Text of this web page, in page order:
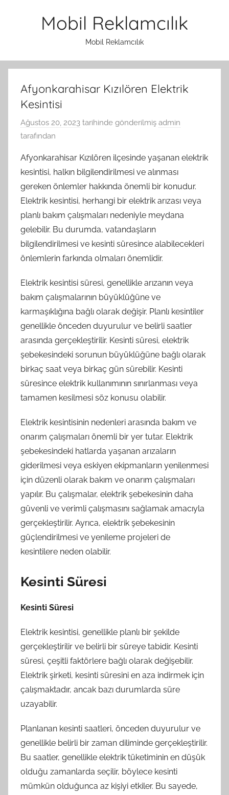
Mobil Reklamcılık
Mobil Reklamcılık
Afyonkarahisar Kızılören Elektrik
Kesintisi
Ağustos 20, 2023 tarihinde gönderilmiş admin
tarafından
Afyonkarahisar Kızılören ilçesinde yaşanan elektrik
kesintisi, halkın bilgilendirilmesi ve alınması
gereken önlemler hakkında önemli bir konudur.
Elektrik kesintisi, herhangi bir elektrik arızası veya
planlı bakım çalışmaları nedeniyle meydana
gelebilir. Bu durumda, vatandaşların
bilgilendirilmesi ve kesinti süresince alabilecekleri
önlemlerin farkında olmaları önemlidir.
Elektrik kesintisi süresi, genellikle arızanın veya
bakım çalışmalarının büyüklüğüne ve
karmaşıklığına bağlı olarak değişir. Planlı kesintiler
genellikle önceden duyurulur ve belirli saatler
arasında gerçekleştirilir. Kesinti süresi, elektrik
şebekesindeki sorunun büyüklüğüne bağlı olarak
birkaç saat veya birkaç gün sürebilir. Kesinti
süresince elektrik kullanımının sınırlanması veya
tamamen kesilmesi söz konusu olabilir.
Elektrik kesintisinin nedenleri arasında bakım ve
onarım çalışmaları önemli bir yer tutar. Elektrik
şebekesindeki hatlarda yaşanan arızaların
giderilmesi veya eskiyen ekipmanların yenilenmesi
için düzenli olarak bakım ve onarım çalışmaları
yapılır. Bu çalışmalar, elektrik şebekesinin daha
güvenli ve verimli çalışmasını sağlamak amacıyla
gerçekleştirilir. Ayrıca, elektrik şebekesinin
güçlendirilmesi ve yenileme projeleri de
kesintilere neden olabilir.
Kesinti Süresi
Kesinti Süresi
Elektrik kesintisi, genellikle planlı bir şekilde
gerçekleştirilir ve belirli bir süreye tabidir. Kesinti
süresi, çeşitli faktörlere bağlı olarak değişebilir.
Elektrik şirketi, kesinti süresini en aza indirmek için
çalışmaktadır, ancak bazı durumlarda süre
uzayabilir.
Planlanan kesinti saatleri, önceden duyurulur ve
genellikle belirli bir zaman diliminde gerçekleştirilir.
Bu saatler, genellikle elektrik tüketiminin en düşük
olduğu zamanlarda seçilir, böylece kesinti
mümkün olduğunca az kişiyi etkiler. Bu sayede,